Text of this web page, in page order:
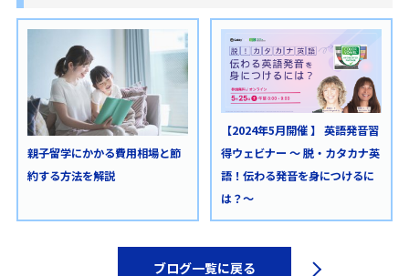
親子留学にかかる費用相場と節
約する方法を解説
【2024年5月開催 】 英語発音習
得ウェビナー ～ 脱・カタカナ英
語！伝わる発音を身につけるに
は？〜
ブログ一覧に戻る